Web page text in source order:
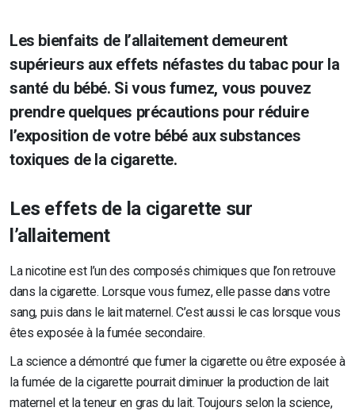
Les bienfaits de l’allaitement demeurent
supérieurs aux effets néfastes du tabac pour la
santé du bébé. Si vous fumez, vous pouvez
prendre quelques précautions pour réduire
l’exposition de votre bébé aux substances
toxiques de la cigarette.
Les effets de la cigarette sur
l’allaitement
La nicotine est l’un des composés chimiques que l’on retrouve
dans la cigarette. Lorsque vous fumez, elle passe dans votre
sang, puis dans le lait maternel. C’est aussi le cas lorsque vous
êtes exposée à la fumée secondaire.
La science a démontré que fumer la cigarette ou être exposée à
la fumée de la cigarette pourrait diminuer la production de lait
maternel et la teneur en gras du lait. Toujours selon la science,